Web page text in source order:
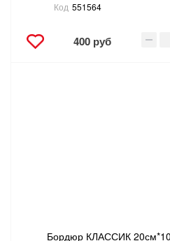
Код 551564
400 руб
Бордюр КЛАССИК